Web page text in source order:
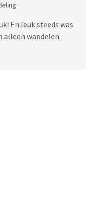
En leuk steeds was
alleen wandelen